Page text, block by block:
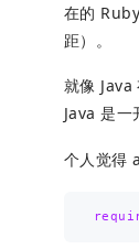
在的
距）。
就像
Java 是一
个人觉得